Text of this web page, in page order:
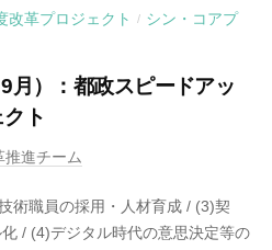
改革プロジェクト / シン・コアプ
月）：都政スピードアッ
ト
推進チーム
術職員の採用・人材育成 / (3)契
/ (4)デジタル時代の意思決定等の